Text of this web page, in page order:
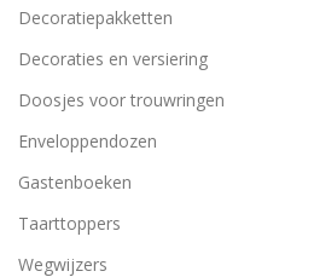
Decoratiepakketten
Decoraties en versiering
Doosjes voor trouwringen
Enveloppendozen
Gastenboeken
Taarttoppers
Wegwijzers